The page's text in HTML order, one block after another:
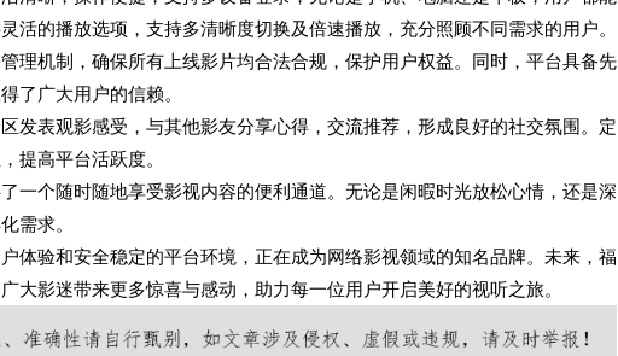
活的播放选项，支持多清晰度切换及倍速播放，充分照顾不同需求的用户。
理机制，确保所有上线影片均合法合规，保护用户权益。同时，平台具备先
了广大用户的信赖。
发表观影感受，与其他影友分享心得，交流推荐，形成良好的社交氛围。定
提高平台活跃度。
一个随时随地享受影视内容的便利通道。无论是闲暇时光放松心情，还是深
需求。
体验和安全稳定的平台环境，正在成为网络影视领域的知名品牌。未来，福
大影迷带来更多惊喜与感动，助力每一位用户开启美好的视听之旅。